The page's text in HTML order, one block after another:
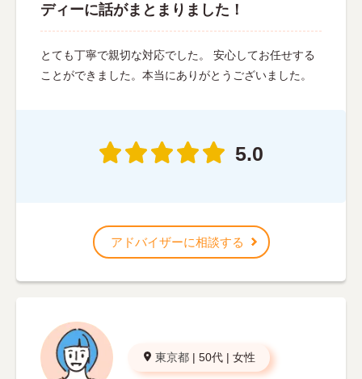
ディーに話がまとまりました！
とても丁寧で親切な対応でした。 安心してお任せする
ことができました。本当にありがとうございました。
5.0
アドバイザーに相談する
東京都 | 50代 | 女性